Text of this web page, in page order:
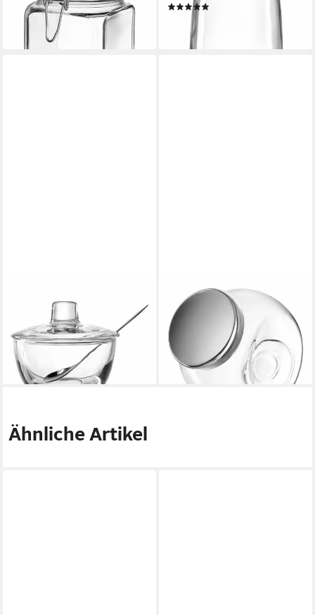
12,62 €
lieferbar - in 2-3 Werktagen bei dir 17,61 €
lieferbar - in 2-3 Werktagen bei dir
Vorratsglas Geleedose
:prepare, 180 ml, Glas,
Edelstahl
18,86 €
lieferbar - in 2-3 Werktagen bei dir
MONTANA-GLAS
Vorratsglas :candy Bonbon
Glas 1.4 L, Glas, (1-tlg)
15,45 €
lieferbar - in 2-3 Werktagen bei dir
Ähnliche Artikel